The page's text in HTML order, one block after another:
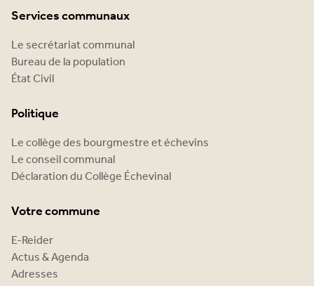
Services communaux
Le secrétariat communal
Bureau de la population
État Civil
Politique
Le collège des bourgmestre et échevins
Le conseil communal
Déclaration du Collège Échevinal
Votre commune
E-Reider
Actus & Agenda
Adresses